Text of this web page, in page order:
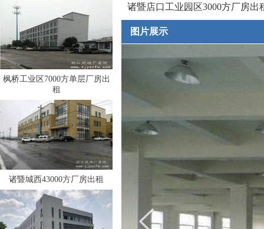
枫桥工业区7000方单层厂房出
租
诸暨城西43000方厂房出租
诸暨店口工业园区3000方厂房
图片展示